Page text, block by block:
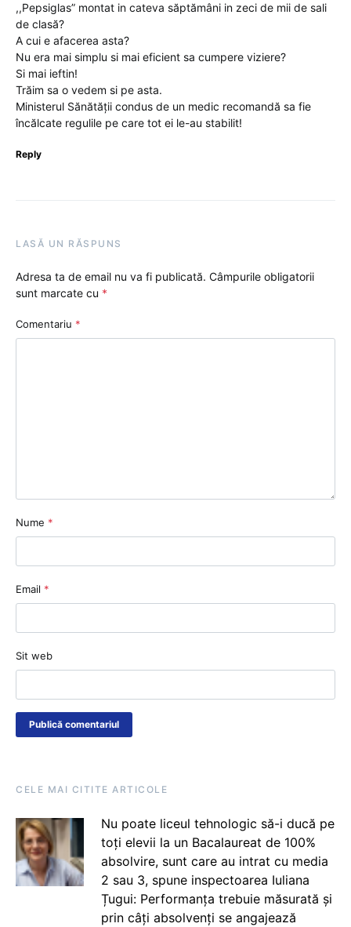
,,Pepsiglas” montat in cateva săptămâni in zeci de mii de sali
de clasă?
A cui e afacerea asta?
Nu era mai simplu si mai eficient sa cumpere viziere?
Si mai ieftin!
Trăim sa o vedem si pe asta.
Ministerul Sănătății condus de un medic recomandă sa fie
încălcate regulile pe care tot ei le-au stabilit!
Reply
LASĂ UN RĂSPUNS
Adresa ta de email nu va fi publicată. Câmpurile obligatorii
sunt marcate cu *
Comentariu *
Nume *
Email *
Sit web
CELE MAI CITITE ARTICOLE
Nu poate liceul tehnologic să-i ducă pe
toți elevii la un Bacalaureat de 100%
absolvire, sunt care au intrat cu media
2 sau 3, spune inspectoarea Iuliana
Țugui: Performanța trebuie măsurată și
prin câți absolvenți se angajează